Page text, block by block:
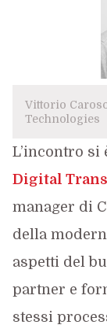
Vittorio
Technologies
L’incontro si
Digital
manager di
della
aspetti del
partner e
stessi